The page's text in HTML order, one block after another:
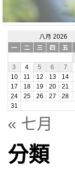
八月 2026
一
二 三 四 五
3
4 5 6 7
10
11 12 13 14
17
18 19 20 21
24
25 26 27 28
31
« 七月
分類